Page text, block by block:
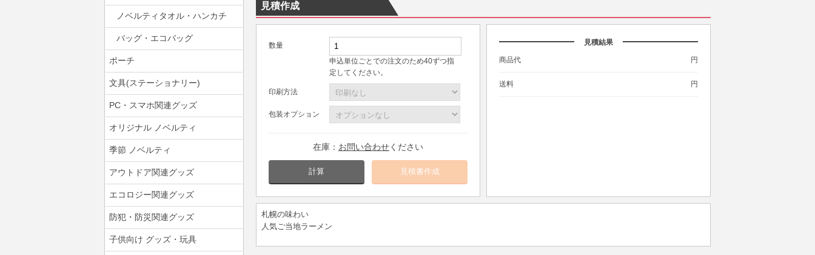
ノベルティタオル・ハンカチ
バッグ・エコバッグ
ポーチ
文具(ステーショナリー)
PC・スマホ関連グッズ
オリジナル ノベルティ
季節 ノベルティ
アウトドア関連グッズ
エコロジー関連グッズ
防犯・防災関連グッズ
子供向け グッズ・玩具
見積作成
数量
申込単位ごとでの注文のため40ずつ指
定してください。
印刷方法
包装オプション
在庫： お問い合わせください
計算
見積結果
商品代 円
送料 円
札幌の味わい
人気ご当地ラーメン